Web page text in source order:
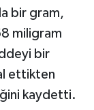
bir gram,
miligram
bir
ettikten
kaydetti.